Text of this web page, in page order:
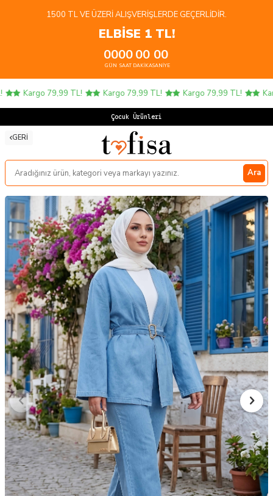
1500 TL VE ÜZERI ALIŞVERIŞLERDE GEÇERLIDIR.
ELBİSE 1 TL!
00
GÜN
00
SAAT
00
DAKIKA
00
SANIYE
Kargo 79,99 TL! Kargo 79,99 TL! Kargo 79,99 TL!
Çocuk Ürünlerinde
GERI
Ara